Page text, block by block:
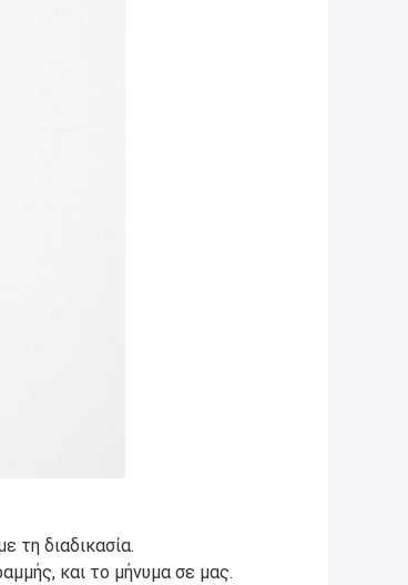
τη διαδικασία.
και το μήνυμα σε μας.